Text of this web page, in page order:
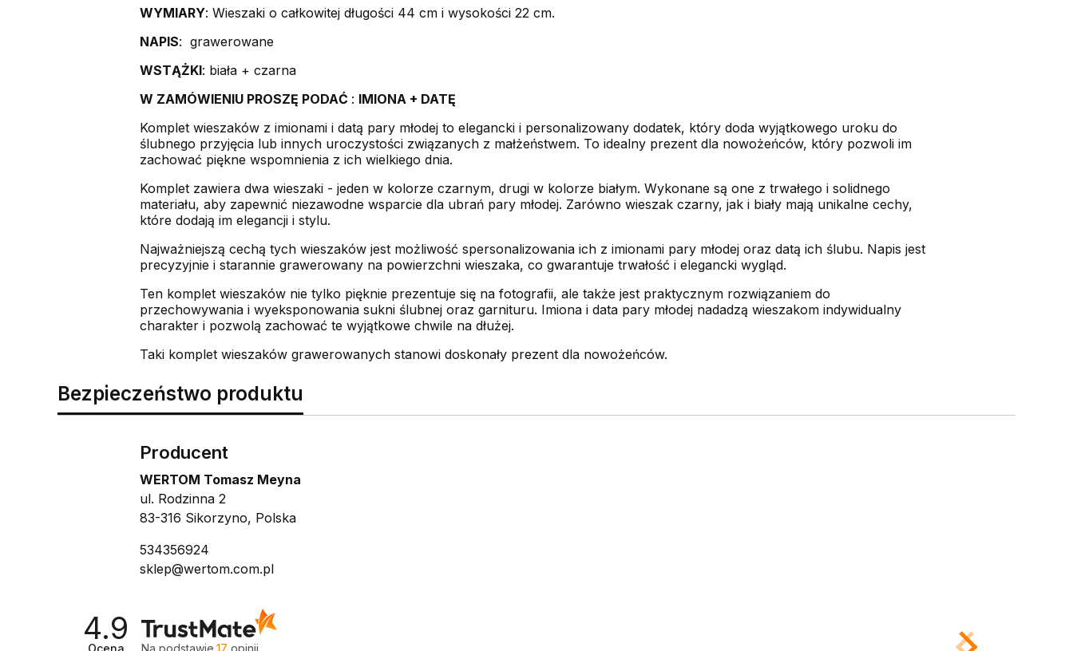
WYMIARY: Wieszaki o całkowitej długości 44 cm i wysokości 22 cm.
NAPIS: grawerowane
WSTĄŻKI: biała + czarna
W ZAMÓWIENIU PROSZĘ PODAĆ : IMIONA + DATĘ
Komplet wieszaków z imionami i datą pary młodej to elegancki i personalizowany dodatek, który doda wyjątkowego uroku do
ślubnego przyjęcia lub innych uroczystości związanych z małżeństwem. To idealny prezent dla nowożeńców, który pozwoli im
zachować piękne wspomnienia z ich wielkiego dnia.
Komplet zawiera dwa wieszaki - jeden w kolorze czarnym, drugi w kolorze białym. Wykonane są one z trwałego i solidnego
materiału, aby zapewnić niezawodne wsparcie dla ubrań pary młodej. Zarówno wieszak czarny, jak i biały mają unikalne cechy,
które dodają im elegancji i stylu.
Najważniejszą cechą tych wieszaków jest możliwość spersonalizowania ich z imionami pary młodej oraz datą ich ślubu. Napis jest
precyzyjnie i starannie grawerowany na powierzchni wieszaka, co gwarantuje trwałość i elegancki wygląd.
Ten komplet wieszaków nie tylko pięknie prezentuje się na fotografii, ale także jest praktycznym rozwiązaniem do
przechowywania i wyeksponowania sukni ślubnej oraz garnituru. Imiona i data pary młodej nadadzą wieszakom indywidualny
charakter i pozwolą zachować te wyjątkowe chwile na dłużej.
Taki komplet wieszaków grawerowanych stanowi doskonały prezent dla nowożeńców.
Bezpieczeństwo produktu
Producent
WERTOM Tomasz Meyna
ul. Rodzinna 2
83-316 Sikorzyno, Polska
534356924
sklep@wertom.com.pl
4.9
Ocena Na podstawie 17 opinii